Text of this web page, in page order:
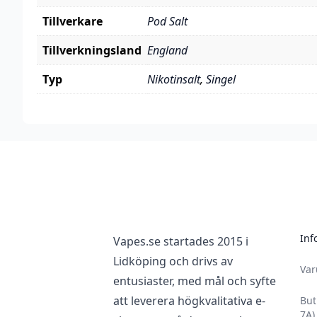
som exponerats.
Använd gärna handskar och undvik att röra dina
hantering av nikotin.
Nikotin- & tobaksprodukter har en laglig
Tillverkare
Pod Salt
Tillverkningsland England
Typ
Nikotinsalt, Singel
Vapes.se startades 2015 i
Lidköping och drivs av
entusiaster, med mål och syfte
att leverera högkvalitativa e-